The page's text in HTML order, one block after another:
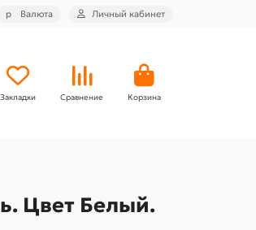
р Валюта Личный кабинет
Закладки Сравнение Корзина
Цвет Белый.